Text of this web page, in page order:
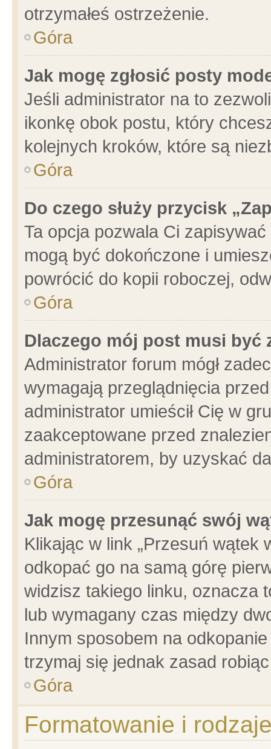
otrzymałeś ostrzeżenie.
Góra
Jak mogę zgłosić posty
Jeśli administrator na to
ikonkę obok postu, który
kolejnych kroków, które są
Góra
Do czego służy przycisk
Ta opcja pozwala Ci
mogą być dokończone i
powrócić do kopii roboczej,
Góra
Dlaczego mój post musi być
Administrator forum mógł
wymagają przeglądnięcia
administrator umieścił Cię w
zaakceptowane przed
administratorem, by uzyskać
Góra
Jak mogę przesunąć swój
Klikając w link „Przesuń wątek
odkopać go na samą górę
widzisz takiego linku, oznacza
lub wymagany czas między
Innym sposobem na
trzymaj się jednak zasad
Góra
Formatowanie i